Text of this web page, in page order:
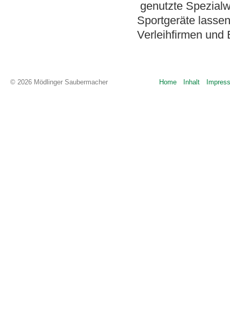
genutzte
Sportgeräte
Verleihfirmen und
© 2026 Mödlinger Saubermacher Home Inhalt